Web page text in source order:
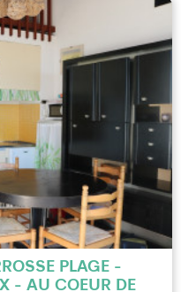
PLAGE -
- AU COEUR DE